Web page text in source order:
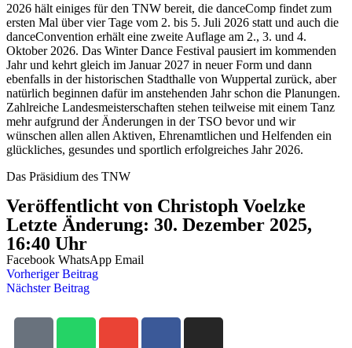
2026 hält einiges für den TNW bereit, die danceComp findet zum
ersten Mal über vier Tage vom 2. bis 5. Juli 2026 statt und auch die
danceConvention erhält eine zweite Auflage am 2., 3. und 4.
Oktober 2026. Das Winter Dance Festival pausiert im kommenden
Jahr und kehrt gleich im Januar 2027 in neuer Form und dann
ebenfalls in der historischen Stadthalle von Wuppertal zurück, aber
natürlich beginnen dafür im anstehenden Jahr schon die Planungen.
Zahlreiche Landesmeisterschaften stehen teilweise mit einem Tanz
mehr aufgrund der Änderungen in der TSO bevor und wir
wünschen allen allen Aktiven, Ehrenamtlichen und Helfenden ein
glückliches, gesundes und sportlich erfolgreiches Jahr 2026.
Das Präsidium des TNW
Veröffentlicht von Christoph Voelzke
Letzte Änderung: 30. Dezember 2025,
16:40 Uhr
Facebook WhatsApp Email
Vorheriger Beitrag
Nächster Beitrag